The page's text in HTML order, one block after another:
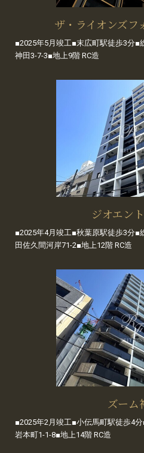
ザ・ライオンズフ
■2025年5月竣工■末広町駅徒歩3分■
神田3-7-3■地上9階 RC造
ジオエン
■2025年4月竣工■秋葉原駅徒歩3分■
田佐久間河岸71-2■地上12階 RC造
ズーム
■2025年2月竣工■小伝馬町駅徒歩4
岩本町1-1-8■地上14階 RC造